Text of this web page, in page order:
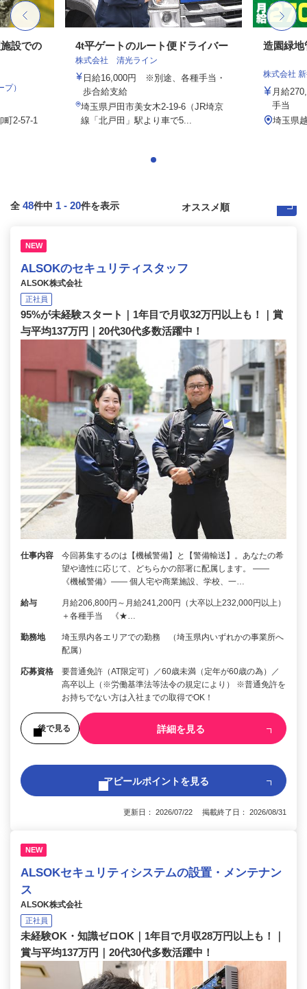
設での
）
町2-57-1
4t平ゲートのルート便ドライバー
株式会社 清光ライン
日給16,000円 ※別途、各種手当・
歩合給支給
埼玉県戸田市美女木2-19-6（JR埼京
線「北戸田」駅より車で5...
造園緑地
株式会社
月給
手当
埼玉県
全 48件中 1 - 20件を表示
NEW
ALSOKのセキュリティスタッフ
ALSOK株式会社
正社員
95%が未経験スタート｜1年目で月収32万円以上も！｜賞
与平均137万円｜20代30代多数活躍中！
仕事内容
今回募集するのは【機械警備】と【警備輸送】。あなたの希
望や適性に応じて、どちらかの部署に配属します。 ――
《機械警備》―― 個人宅や商業施設、学校、一…
給与
月給206,800円～月給241,200円（大卒以上232,000円以上）
＋各種手当 《★…
勤務地
埼玉県内各エリアでの勤務 （埼玉県内いずれかの事業所へ
配属）
応募資格
要普通免許（AT限定可）／60歳未満（定年が60歳の為）／
高卒以上（※労働基準法等法令の規定により） ※普通免許を
お持ちでない方は入社までの取得でOK！
後で見る 詳細を見る
アピールポイントを見る
更新日： 2026/07/22 掲載終了日： 2026/08/31
NEW
ALSOKセキュリティシステムの設置・メンテナン
ス
ALSOK株式会社
正社員
未経験OK・知識ゼロOK｜1年目で月収28万円以上も！｜
賞与平均137万円｜20代30代多数活躍中！